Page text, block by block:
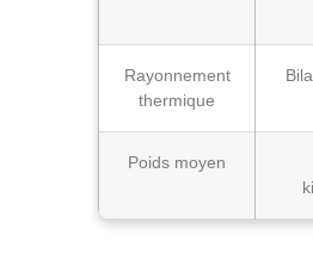
Rayonnement
thermique
Poids moyen